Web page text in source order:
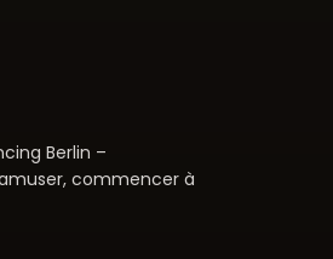
Berlin –
commencer à